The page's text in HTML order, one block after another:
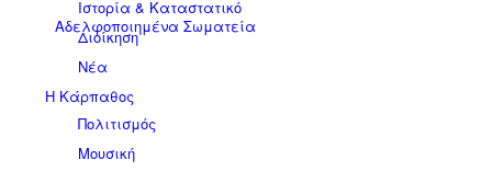
Ιστορία & Καταστατικό
Διοίκηση
Νέα
Η Κάρπαθος
Πολιτισμός
Μουσική